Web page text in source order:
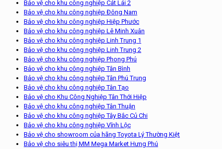
Bảo vệ cho khu công nghiệp Cát Lái 2
Bảo vệ cho khu công nghiệp Đông Nam
Bảo vệ cho khu công nghiệp Hiệp Phước
Bảo vệ cho khu công nghiệp Lê Minh Xuân
Bảo vệ cho khu công nghiệp Linh Trung 1
Bảo vệ cho khu công nghiệp Linh Trung 2
Bảo vệ cho khu công nghiệp Phong Phú
Bảo vệ cho khu công nghiệp Tân Bình
Bảo vệ cho khu công nghiệp Tân Phú Trung
Bảo vệ cho khu công nghiệp Tân Tạo
Bảo vệ cho Khu Công Nghiệp Tân Thới Hiệp
Bảo vệ cho khu công nghiệp Tân Thuận
Bảo vệ cho khu công nghiệp Tây Bắc Củ Chi
Bảo vệ cho khu công nghiệp Vĩnh Lộc
Bảo vệ cho showroom của hãng Toyota Lý Thường Kiệt
Bảo vệ cho siêu thị MM Mega Market Hưng Phú